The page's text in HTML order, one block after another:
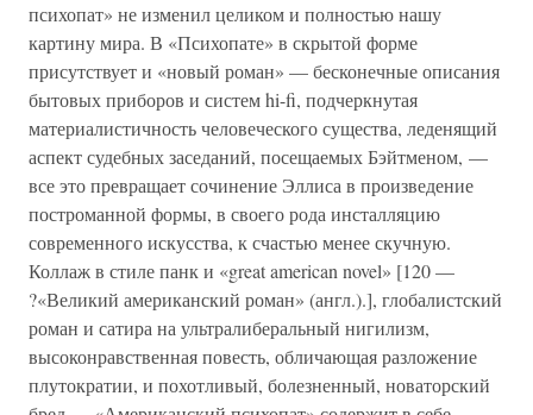
психопат» не изменил целиком и полностью нашу
картину мира. В «Психопате» в скрытой форме
присутствует и «новый роман» — бесконечные описания
бытовых приборов и систем hi-fi, подчеркнутая
материалистичность человеческого существа, леденящий
аспект судебных заседаний, посещаемых Бэйтменом, —
все это превращает сочинение Эллиса в произведение
построманной формы, в своего рода инсталляцию
современного искусства, к счастью менее скучную.
Коллаж в стиле панк и «great american novel» [120 —
?«Великий американский роман» (англ.).], глобалистский
роман и сатира на ультралиберальный нигилизм,
высоконравственная повесть, обличающая разложение
плутократии, и похотливый, болезненный, новаторский